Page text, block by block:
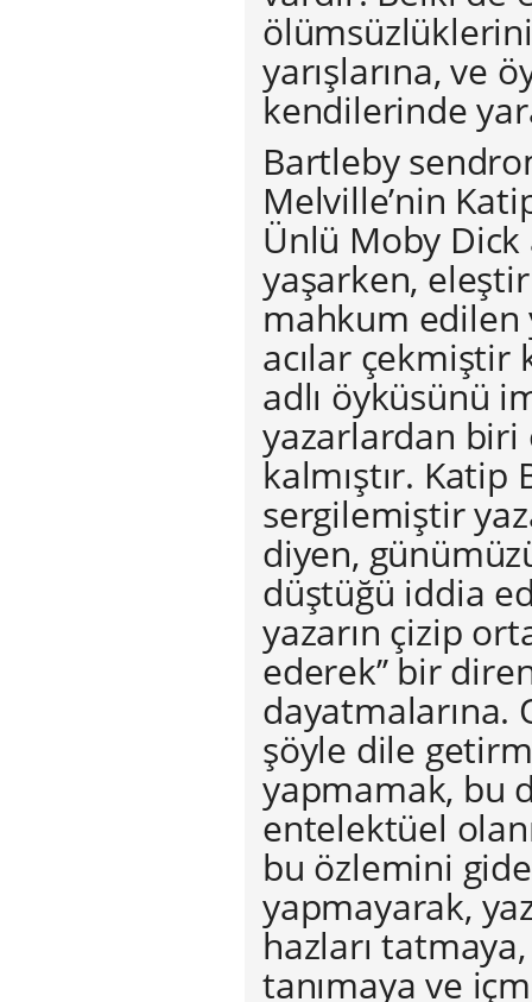
ölümsüzlüklerini
yarışlarına, ve
kendilerinde
Bartleby
Melville’nin
Ünlü Moby Dick
yaşarken,
mahkum edilen
acılar çekmiştir
adlı öyküsünü
yazarlardan biri
kalmıştır. Katip
sergilemiştir
diyen,
düştüğü iddia
yazarın çizip
ederek’’ bir
dayatmalarına.
şöyle dile
yapmamak, bu
entelektüel
bu özlemini
yapmayarak,
hazları
tanımaya ve